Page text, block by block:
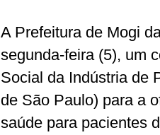
A Prefeitura de Mogi
segunda-feira (5), um
Social da Indústria de
de São Paulo) para a
saúde para pacientes